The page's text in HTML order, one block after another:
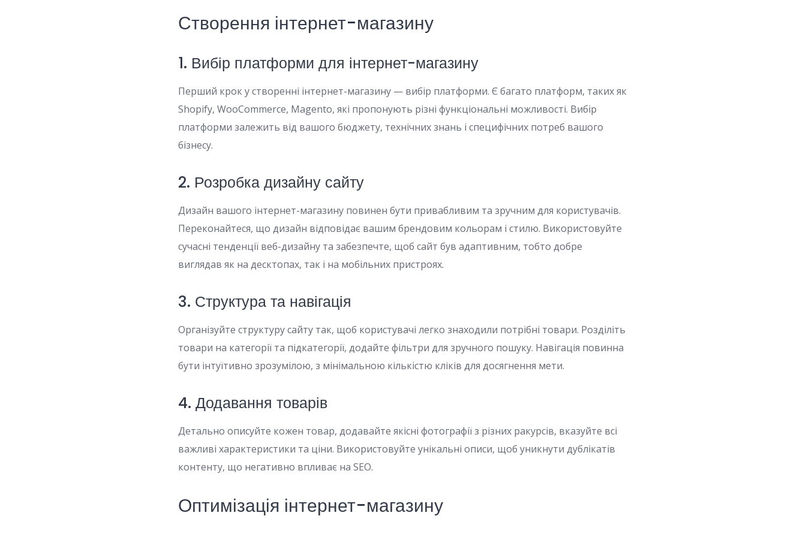
Створення інтернет-магазину
1. Вибір платформи для інтернет-магазину
Перший крок у створенні інтернет-магазину — вибір платформи. Є багато платформ, таких як
Shopify, WooCommerce, Magento, які пропонують різні функціональні можливості. Вибір
платформи залежить від вашого бюджету, технічних знань і специфічних потреб вашого
бізнесу.
2. Розробка дизайну сайту
Дизайн вашого інтернет-магазину повинен бути привабливим та зручним для користувачів.
Переконайтеся, що дизайн відповідає вашим брендовим кольорам і стилю. Використовуйте
сучасні тенденції веб-дизайну та забезпечте, щоб сайт був адаптивним, тобто добре
виглядав як на десктопах, так і на мобільних пристроях.
3. Структура та навігація
Організуйте структуру сайту так, щоб користувачі легко знаходили потрібні товари. Розділіть
товари на категорії та підкатегорії, додайте фільтри для зручного пошуку. Навігація повинна
бути інтуїтивно зрозумілою, з мінімальною кількістю кліків для досягнення мети.
4. Додавання товарів
Детально описуйте кожен товар, додавайте якісні фотографії з різних ракурсів, вказуйте всі
важливі характеристики та ціни. Використовуйте унікальні описи, щоб уникнути дублікатів
контенту, що негативно впливає на SEO.
Оптимізація інтернет-магазину